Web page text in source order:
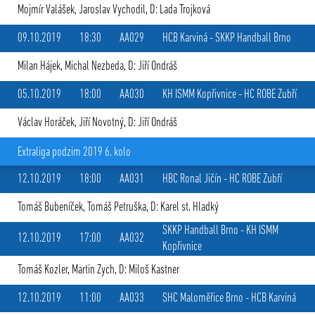
Mojmír Valášek, Jaroslav Vychodil, D: Lada Trojková
09.10.2019 18:30 AA029 HCB Karviná-SKKP Handball Brno
Milan Hájek, Michal Nezbeda, D: Jiří Ondráš
05.10.2019 18:00 AA030 KH ISMM Kopřivnice- HC ROBE Zubří
Václav Horáček, Jiří Novotný, D: Jiří Ondráš
Extraliga podzim 2019 6. kolo
12.10.2019
18:00 AA031 HBC Ronal Jičín - HC ROBE Zubří
Tomáš Bubeníček, Tomáš Petruška, D: Karel st. Hladký
12.10.2019 17:00 AA032
SKKP Handball Brno - KH ISMM
Kopřivnice
Tomáš Kozler, Martin Zych, D: Miloš Kastner
12.10.2019 11:00 AA033 SHC Maloměřice Brno - HCB Karviná